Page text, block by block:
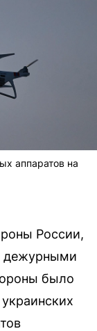
аппаратов на
России,
дежурными
было